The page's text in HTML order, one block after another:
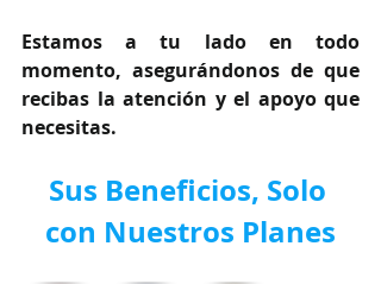
Estamos a tu lado en todo
momento, asegurándonos de que
recibas la atención y el apoyo que
necesitas.
Sus Beneficios, Solo
con Nuestros Planes